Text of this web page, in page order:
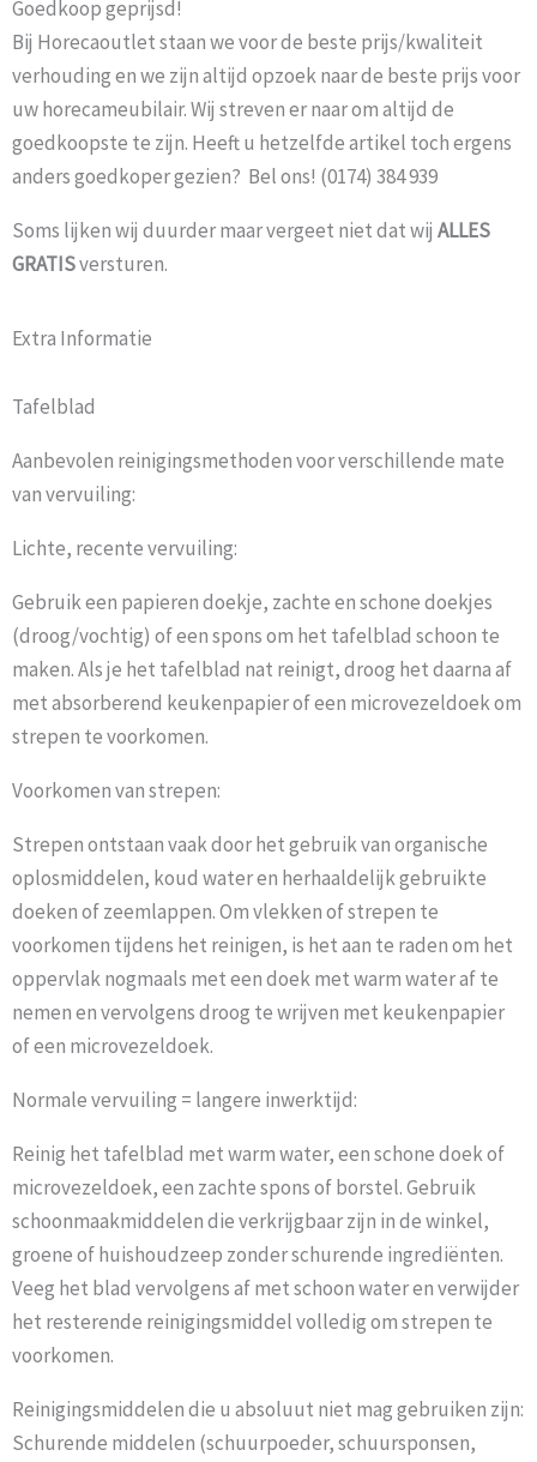
Goedkoop geprijsd!
Bij Horecaoutlet staan we voor de beste prijs/kwaliteit
verhouding en we zijn altijd opzoek naar de beste prijs voor
uw horecameubilair. Wij streven er naar om altijd de
goedkoopste te zijn. Heeft u hetzelfde artikel toch ergens
anders goedkoper gezien? Bel ons! (0174) 384 939
Soms lijken wij duurder maar vergeet niet dat wij ALLES
GRATISversturen.
Extra Informatie
Tafelblad
Aanbevolen reinigingsmethoden voor verschillende mate
van vervuiling:
Lichte, recente vervuiling:
Gebruik een papieren doekje, zachte en schone doekjes
(droog/vochtig) of een spons om het tafelblad schoon te
maken. Als je het tafelblad nat reinigt, droog het daarna af
met absorberend keukenpapier of een microvezeldoek om
strepen te voorkomen.
Voorkomen van strepen:
Strepen ontstaan vaak door het gebruik van organische
oplosmiddelen, koud water en herhaaldelijk gebruikte
doeken of zeemlappen. Om vlekken of strepen te
voorkomen tijdens het reinigen, is het aan te raden om het
oppervlak nogmaals met een doek met warm water af te
nemen en vervolgens droog te wrijven met keukenpapier
of een microvezeldoek.
Normale vervuiling = langere inwerktijd:
Reinig het tafelblad met warm water, een schone doek of
microvezeldoek, een zachte spons of borstel. Gebruik
schoonmaakmiddelen die verkrijgbaar zijn in de winkel,
groene of huishoudzeep zonder schurende ingrediënten.
Veeg het blad vervolgens af met schoon water en verwijder
het resterende reinigingsmiddel volledig om strepen te
voorkomen.
Reinigingsmiddelen die u absoluut niet mag gebruiken zijn:
Schurende middelen (schuurpoeder, schuursponsen,